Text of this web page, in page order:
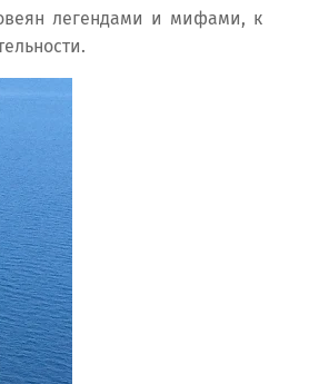
легендами и мифами, к